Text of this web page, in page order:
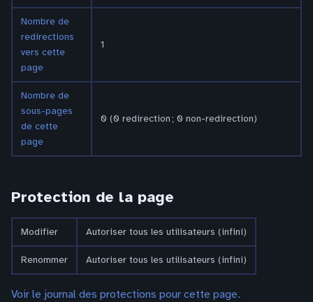
Nombre de
redirections
vers cette
page
1
Nombre de
sous-pages
de cette
page
0 (0 redirection ; 0 non-redirection)
Protection de la page
Modifier Autoriser tous les utilisateurs (infini)
Renommer Autoriser tous les utilisateurs (infini)
Voir le journal des protections pour cette page.